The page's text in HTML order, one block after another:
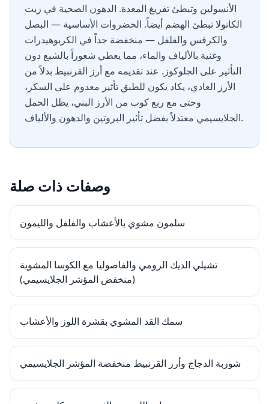
الأنسولين وتبطئ تفريغ المعدة. الدهون الصحية في زيت
الكانولا تبطئ الهضم أيضاً. الخضروات الأساسية — البصل
والكرفس والفلفل — منخفضة جداً في الكربوهيدرات
وغنية بالألياف والماء، مما يعطي شعوراً بالشبع دون
التأثير على الجلوكوز. عند تقديمه مع أرز القرنبيط بدلاً من
الأرز العادي، يكاد يكون للطبق تأثير معدوم على السكر،
وحتى مع ربع كوب من الأرز البني، يظل الحمل
الجلايسيمي معتدلاً بفضل تأثير البروتين والدهون والألياف.
وصفات ذات صلة
سلمون مشوي بالأعشاب والفلفل والليمون
تشيلي الديك الرومي والفاصوليا مع الكوسا المشوية
(منخفض المؤشر الجلايسيمي)
سمك القد المشوي بقشرة اللوز والأعشاب
شوربة الدجاج وأرز القرنبيط منخفضة المؤشر الجلايسيمي